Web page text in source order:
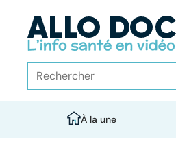
À la une